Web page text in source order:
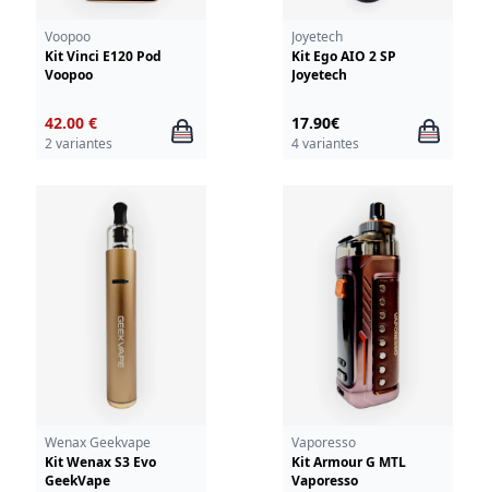
Voopoo
Kit Vinci E120 Pod
Voopoo
42.00 €
2 variantes
Joyetech
Kit Ego AIO 2 SP
Joyetech
17.90€
4 variantes
Wenax Geekvape
Kit Wenax S3 Evo
GeekVape
Vaporesso
Kit Armour G MTL
Vaporesso